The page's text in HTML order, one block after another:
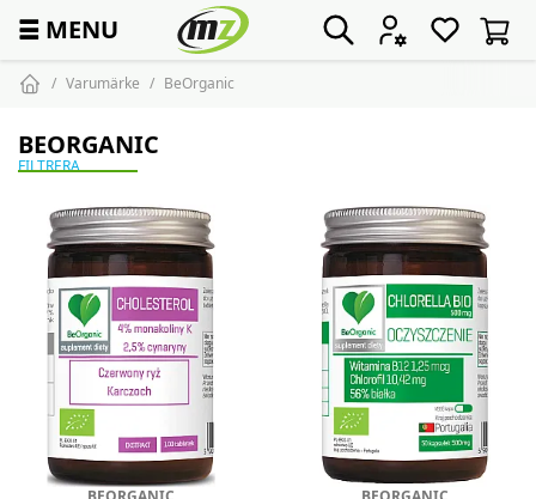
☰ MENU
Varumärke BeOrganic
BEORGANIC
FILTRERA
BEORGANIC BEORGANIC